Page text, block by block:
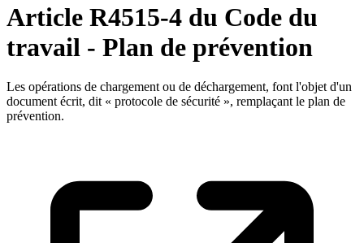
Article R4515-4 du Code du
travail - Plan de prévention
Les opérations de chargement ou de déchargement, font l'objet d'un
document écrit, dit « protocole de sécurité », remplaçant le plan de
prévention.